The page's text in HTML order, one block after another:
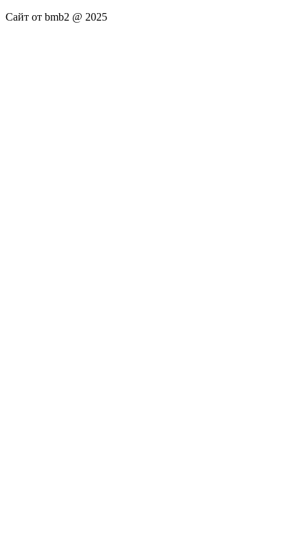
Сайт от bmb2 @ 2025